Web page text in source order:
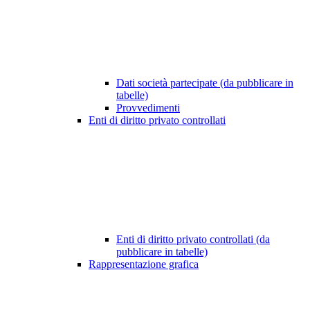
Dati società partecipate (da pubblicare in
tabelle)
Provvedimenti
Enti di diritto privato controllati
Enti di diritto privato controllati (da
pubblicare in tabelle)
Rappresentazione grafica